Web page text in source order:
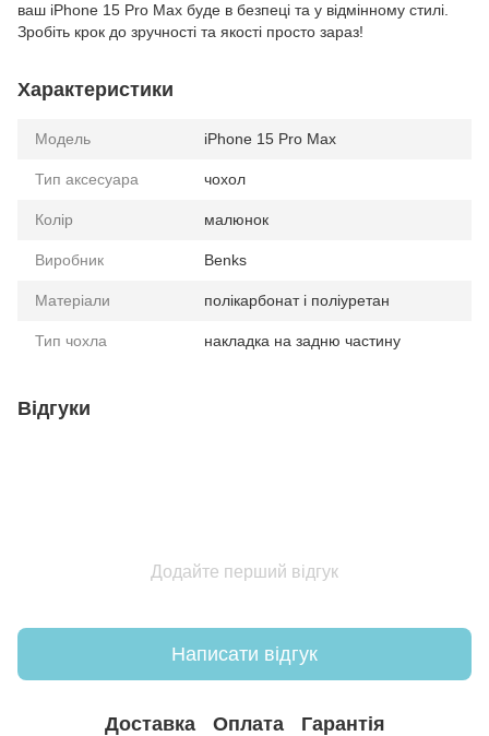
ваш iPhone 15 Pro Max буде в безпеці та у відмінному стилі.
Зробіть крок до зручності та якості просто зараз!
Характеристики
Модель iPhone 15 Pro Max
Тип аксесуара чохол
Колір малюнок
Виробник Benks
Матеріали полікарбонат і поліуретан
Тип чохла накладка на задню частину
Відгуки
Додайте перший відгук
Написати відгук
Доставка Оплата Гарантія